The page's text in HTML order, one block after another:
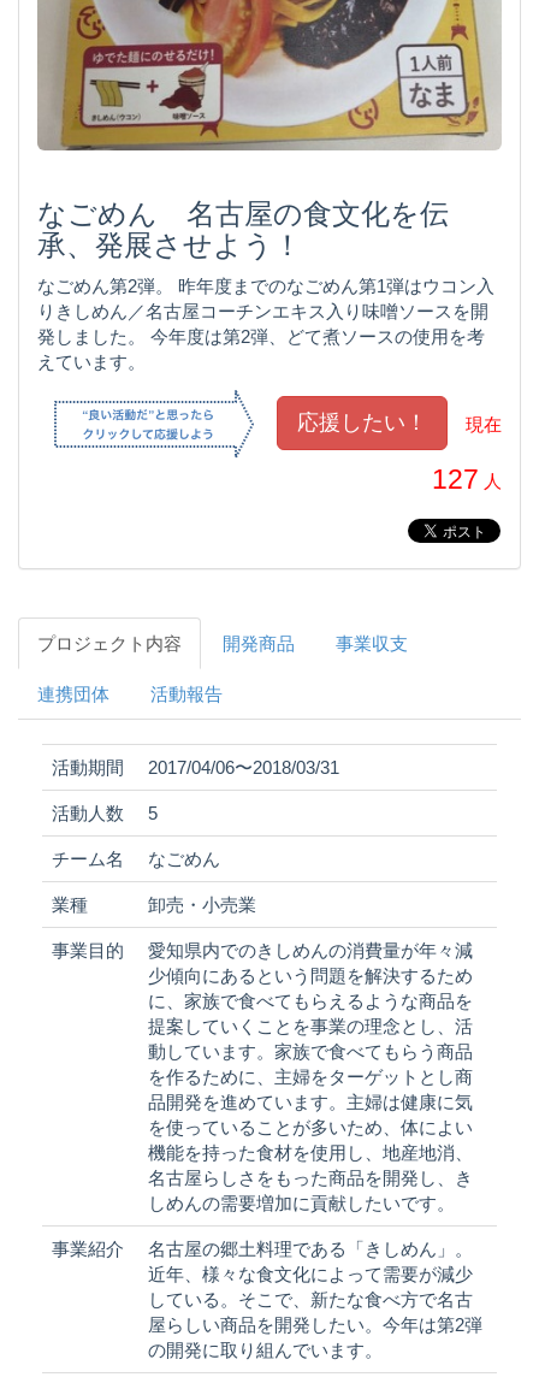
なごめん 名古屋の食文化を伝
承、発展させよう！
なごめん第2弾。 昨年度までのなごめん第1弾はウコン入
りきしめん／名古屋コーチンエキス入り味噌ソースを開
発しました。 今年度は第2弾、どて煮ソースの使用を考
えています。
現在
127 人
プロジェクト内容 開発商品 事業収支
連携団体 活動報告
活動期間 2017/04/06〜2018/03/31
活動人数 5
チーム名 なごめん
業種 卸売・小売業
事業目的
愛知県内でのきしめんの消費量が年々減
少傾向にあるという問題を解決するため
に、家族で食べてもらえるような商品を
提案していくことを事業の理念とし、活
動しています。家族で食べてもらう商品
を作るために、主婦をターゲットとし商
品開発を進めています。主婦は健康に気
を使っていることが多いため、体によい
機能を持った食材を使用し、地産地消、
名古屋らしさをもった商品を開発し、き
しめんの需要増加に貢献したいです。
事業紹介
名古屋の郷土料理である「きしめん」。
近年、様々な食文化によって需要が減少
している。そこで、新たな食べ方で名古
屋らしい商品を開発したい。今年は第2弾
の開発に取り組んでいます。